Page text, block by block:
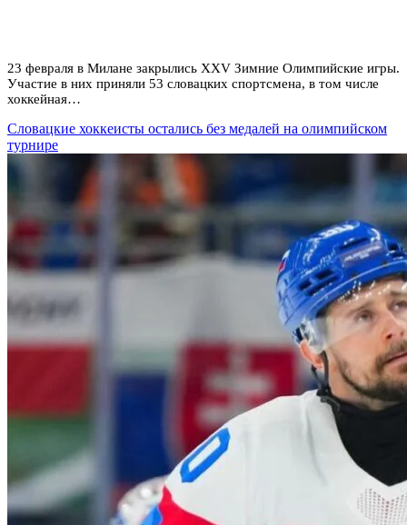
23 февраля в Милане закрылись XXV Зимние Олимпийские игры.
Участие в них приняли 53 словацких спортсмена, в том числе
хоккейная…
Словацкие хоккеисты остались без медалей на олимпийском
турнире